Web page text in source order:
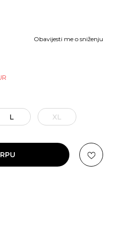
Obavijesti me o sniženju
L XL